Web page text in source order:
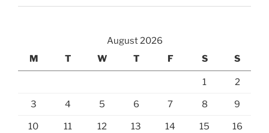
August 2026
M
T W T F S S
1 2
3 4 5 6 7 8 9
10 11 12 13 14 15 16